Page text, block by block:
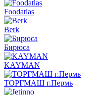
Foodatlas
Berk
Бирюса
KAYMAN
ТОРГМАШ г.Пермь